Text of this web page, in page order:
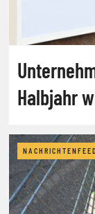
Halbjahr
NACHRICHTENFEED